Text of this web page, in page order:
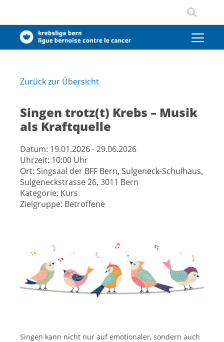
Zurück zur Übersicht
Singen trotz(t) Krebs – Musik
als Kraftquelle
Datum: 19.01.2026 - 29.06.2026
Uhrzeit: 10:00 Uhr
Ort: Singsaal der BFF Bern, Sulgeneck-Schulhaus,
Sulgeneckstrasse 26, 3011 Bern
Kategorie: Kurs
Zielgruppe: Betroffene
Singen kann nicht nur auf emotionaler, sondern auch